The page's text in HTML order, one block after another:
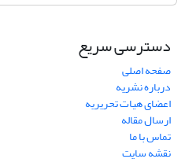
دسترسی سریع
صفحه اصلی
درباره نشریه
اعضای هیات تحریریه
ارسال مقاله
تماس با ما
نقشه سایت